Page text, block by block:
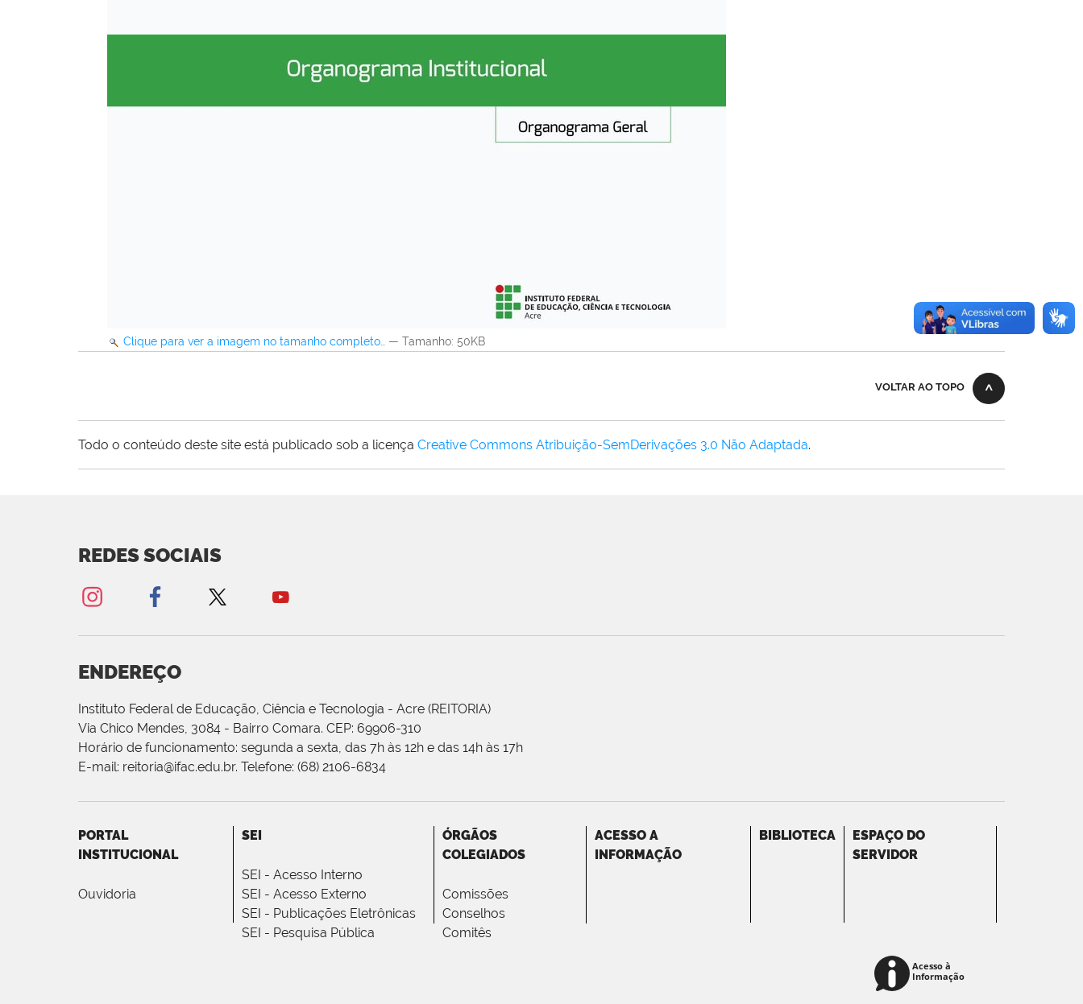
Clique para ver a imagem no tamanho completo… — Tamanho: 50KB
VOLTAR AO TOPO
Todo o conteúdo deste site está publicado sob a licença Creative Commons Atribuição-SemDerivações 3.0 Não Adaptada.
REDES SOCIAIS
ENDEREÇO
Instituto Federal de Educação, Ciência e Tecnologia - Acre (REITORIA)
Via Chico Mendes, 3084 - Bairro Comara. CEP: 69906-310
Horário de funcionamento: segunda a sexta, das 7h às 12h e das 14h às 17h
E-mail: reitoria@ifac.edu.br. Telefone: (68) 2106-6834
PORTAL
INSTITUCIONAL
Ouvidoria
SEI
SEI - Acesso Interno
SEI - Acesso Externo
SEI - Publicações Eletrônicas
SEI - Pesquisa Pública
ÓRGÃOS
COLEGIADOS
Comissões
Conselhos
Comitês
ACESSO A
INFORMAÇÃO
BIBLIOTECA
ESPAÇO DO
SERVIDOR